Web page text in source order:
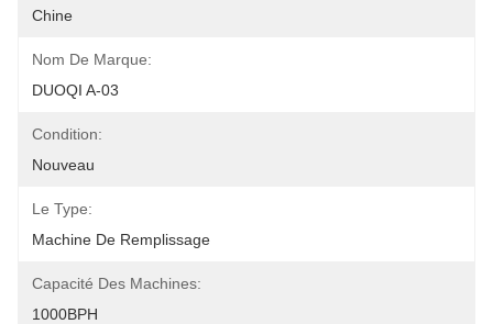
Chine
Nom De Marque:
DUOQI A-03
Condition:
Nouveau
Le Type:
Machine De Remplissage
Capacité Des Machines:
1000BPH